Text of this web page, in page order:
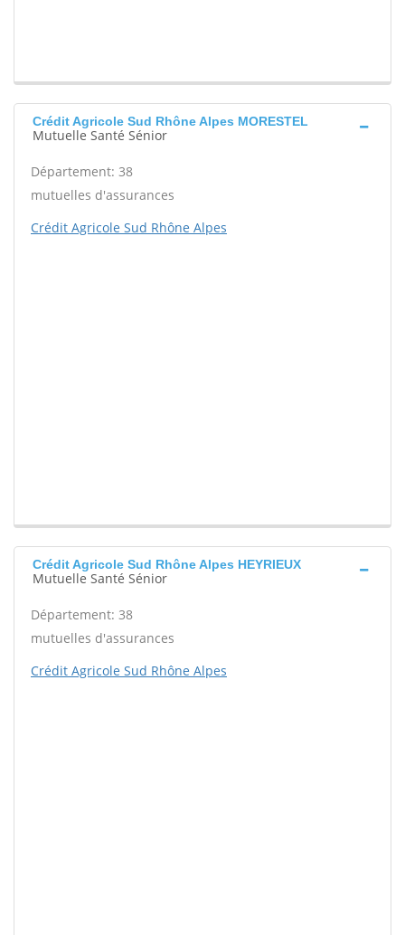
Crédit Agricole Sud Rhône Alpes MORESTEL
Mutuelle Santé Sénior
Département: 38
mutuelles d'assurances
Crédit Agricole Sud Rhône Alpes
Crédit Agricole Sud Rhône Alpes HEYRIEUX
Mutuelle Santé Sénior
Département: 38
mutuelles d'assurances
Crédit Agricole Sud Rhône Alpes